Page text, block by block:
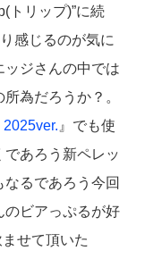
トリップ)”に続
感じるのが気に
ッジさんの中では
為だろうか？。
』でも使
あろう新ペレッ
なるであろう今回
のビアっぷるが好
せて頂いた